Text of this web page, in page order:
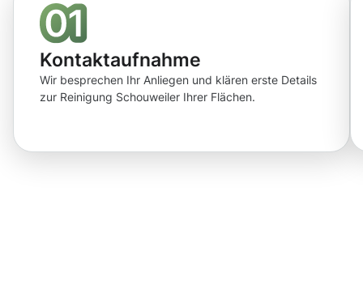
Kontaktaufnahme
Wir besprechen Ihr Anliegen und klären erste Details
zur Reinigung Schouweiler Ihrer Flächen.